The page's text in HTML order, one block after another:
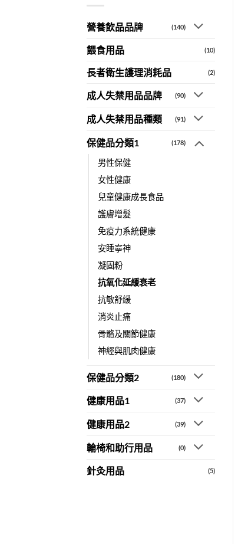
字:
營養飲品品牌 (140)
餵食用品 (10)
長者衛生護理消耗品 (2)
成人失禁用品品牌 (90)
成人失禁用品種類 (91)
保健品分類1 (178)
男性保健
女性健康
兒童健康成長食品
護膚增髮
免疫力系統健康
安睡寧神
凝固粉
抗氧化延緩衰老
抗敏舒緩
消炎止痛
骨骼及關節健康
神經與肌肉健康
保健品分類2 (180)
健康用品1 (37)
健康用品2 (39)
輪椅和助行用品 (0)
針灸用品 (5)